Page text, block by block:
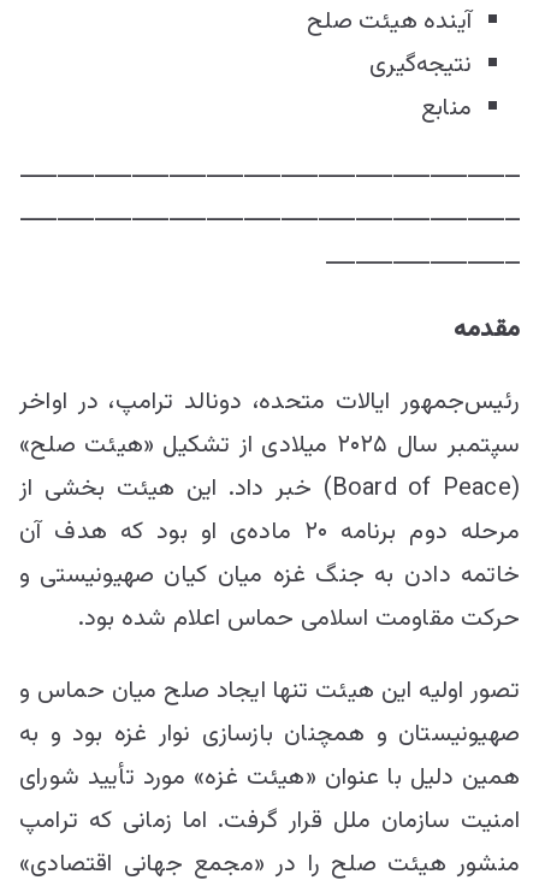
آینده هیئت صلح
نتیجه‌گیری
منابع
ـــــــــــــــــــــــــــــــــــــــــــــــــــــــــــــــــــ
ـــــــــــــــــــــــــــــــــــــــــــــــــــــــــــــــــــ
ــــــــــــــــــــــــــ
مقدمه
رئیس‌جمهور ایالات متحده، دونالد ترامپ، در اواخر
سپتمبر سال ۲۰۲۵ میلادی از تشکیل «هیئت صلح»
(Board of Peace) خبر داد. این هیئت بخشی از
مرحله دوم برنامه ۲۰ ماده‌ی او بود که هدف آن
خاتمه دادن به جنگ غزه میان کیان صهیونیستی و
حرکت مقاومت اسلامی حماس اعلام شده بود.
تصور اولیه این هیئت تنها ایجاد صلح میان حماس و
صهیونیستان و همچنان بازسازی نوار غزه بود و به
همین دلیل با عنوان «هیئت غزه» مورد تأیید شورای
امنیت سازمان ملل قرار گرفت. اما زمانی که ترامپ
منشور هیئت صلح را در «مجمع جهانی اقتصادی»